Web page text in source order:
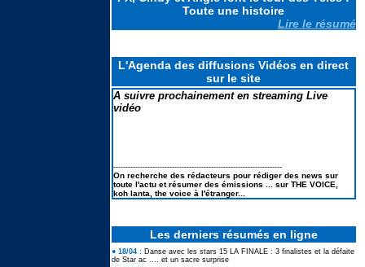
en finale et TRES MAUVAIS
BILAN
Marine de Star ac 12 : ses
nombreux lives à la FETE DE LA
MUSIQUE 2026
Toute une histoire
Lire le résumé
L'Agenda des diffusions Vidéos en direct
sur le site
A suivre prochainement en streaming Live
vidéo
---------------------------------------------------------------------
On recherche des rédacteurs pour rédiger des news sur
toute l'actu et résumer des émissions ... sur THE VOICE,
koh lanta, the voice à l'étranger...
Les derniers résumés en ligne
● 18/04 : Danse avec les stars 15 LA FINALE : 3 finalistes et la défaite
de Star ac .... et un sacre surprise